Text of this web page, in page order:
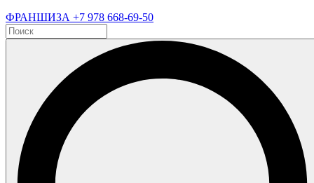
ФРАНШИЗА +7 978 668-69-50